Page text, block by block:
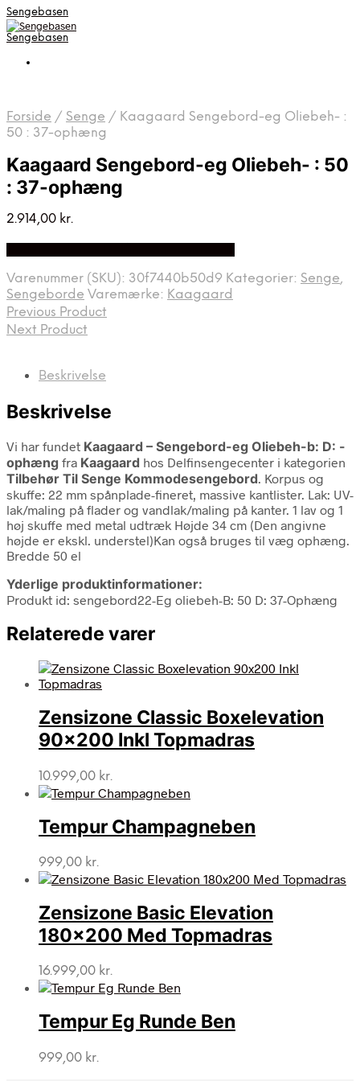
Sengebasen
Sengebasen
Forside / Senge / Kaagaard Sengebord-eg Oliebeh- :
50 : 37-ophæng
Kaagaard Sengebord-eg Oliebeh- : 50
: 37-ophæng
2.914,00 kr.
Varenummer (SKU): 30f7440b50d9 Kategorier: Senge,
Sengeborde Varemærke: Kaagaard
Previous Product
Next Product
Beskrivelse
Beskrivelse
Vi har fundet Kaagaard – Sengebord-eg Oliebeh-b: D: -
ophæng fra Kaagaard hos Delfinsengecenter i kategorien
Tilbehør Til Senge Kommodesengebord. Korpus og
skuffe: 22 mm spånplade-fineret, massive kantlister. Lak: UV-
lak/maling på flader og vandlak/maling på kanter. 1 lav og 1
høj skuffe med metal udtræk Højde 34 cm (Den angivne
højde er ekskl. understel)Kan også bruges til væg ophæng.
Bredde 50 el
Yderlige produktinformationer:
Produkt id: sengebord22-Eg oliebeh-B: 50 D: 37-Ophæng
Relaterede varer
Zensizone Classic Boxelevation
90×200 Inkl Topmadras
10.999,00 kr.
Tempur Champagneben
999,00 kr.
Zensizone Basic Elevation
180×200 Med Topmadras
16.999,00 kr.
Tempur Eg Runde Ben
999,00 kr.